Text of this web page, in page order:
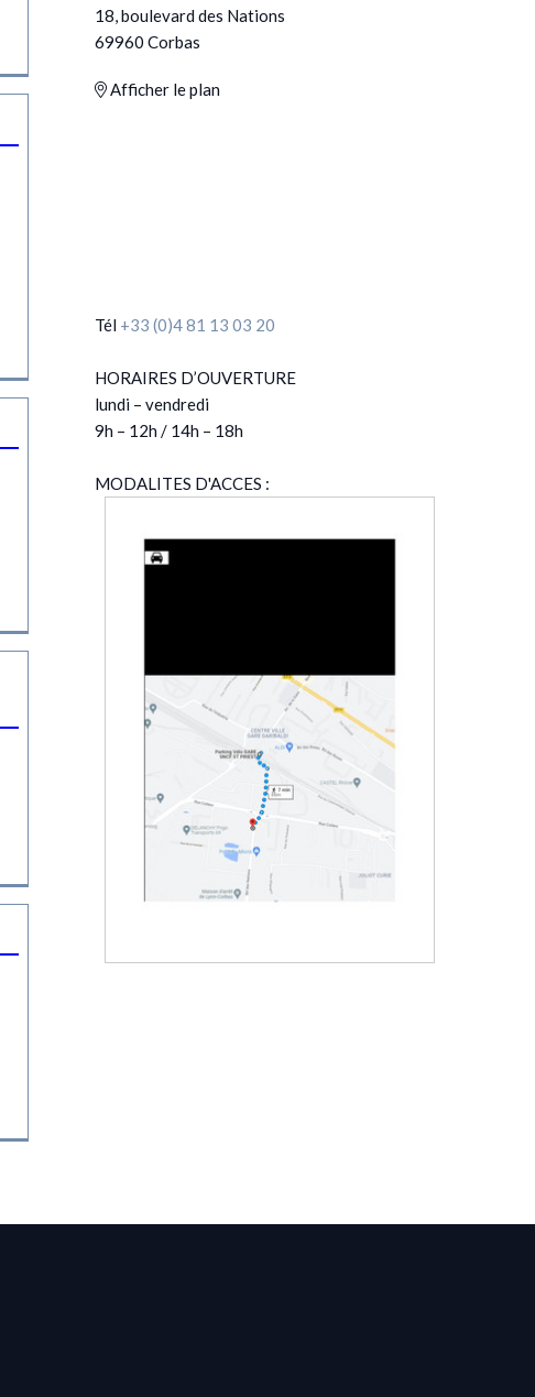
18, boulevard des Nations
69960 Corbas
Afficher le plan
Tél +33 (0)4 81 13 03 20
HORAIRES D’OUVERTURE
lundi – vendredi
9h – 12h / 14h – 18h
MODALITES D'ACCES :